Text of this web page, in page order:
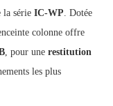
la série IC-WP. Dotée
colonne offre
, pour une restitution
les plus